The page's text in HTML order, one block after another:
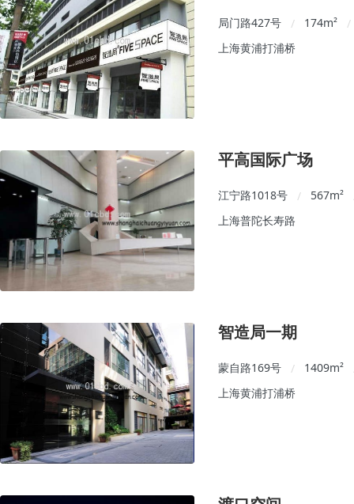
局门路427号 / 174m²
/
上海黄浦打浦桥
平高国际广场
江宁路1018号 / 567m²
上海普陀长寿路
智造局一期
蒙自路169号 / 1409m²
上海黄浦打浦桥